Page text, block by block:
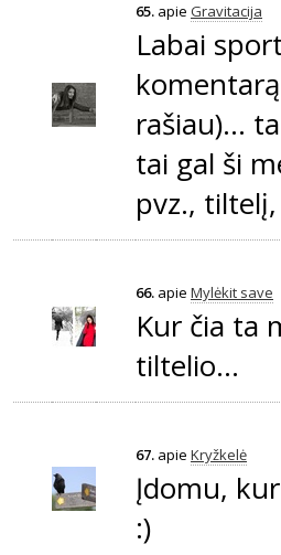
65. apie Gravitacija
Labai
rašiau)...
tai gal ši
pvz.,
66. apie Mylėkit save
Kur čia ta
tiltelio...
67. apie Kryžkelė
Įdomu,
:)